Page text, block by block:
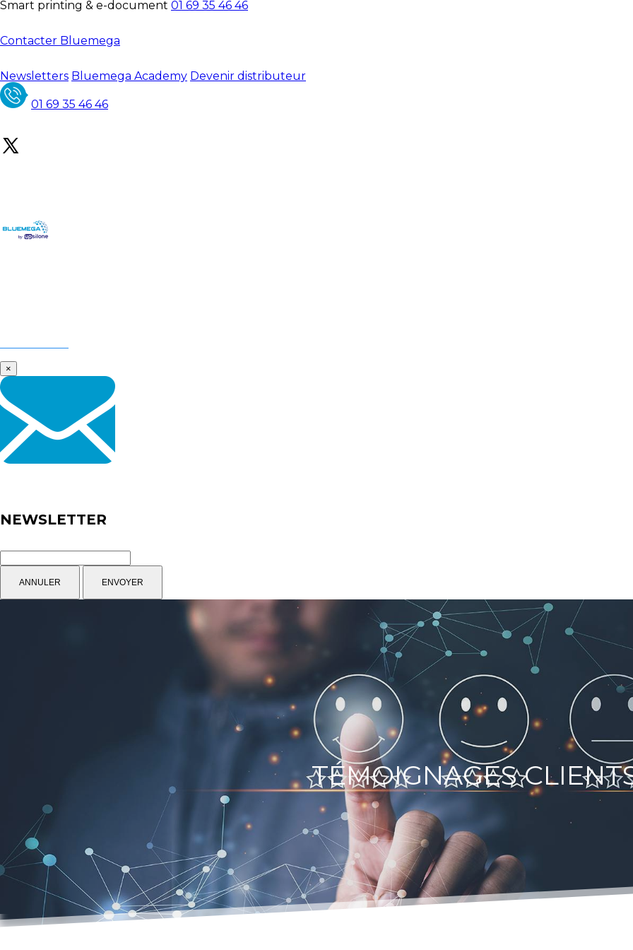
Smart printing & e-document 01 69 35 46 46
Contacter Bluemega
Newsletters Bluemega Academy Devenir distributeur
01 69 35 46 46
×
NEWSLETTER
TÉMOIGNAGES